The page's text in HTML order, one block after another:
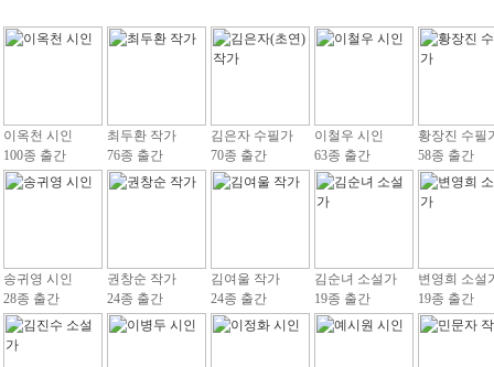
이옥천 시인
100종 출간
최두환 작가
76종 출간
김은자 수필가
70종 출간
이철우 시인
63종 출간
황장진 수필
58종 출간
송귀영 시인
28종 출간
권창순 작가
24종 출간
김여울 작가
24종 출간
김순녀 소설가
19종 출간
변영희 소설
19종 출간